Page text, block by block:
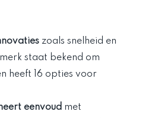
zoals snelheid en
staat bekend om
heeft 16 opties voor
eenvoud met